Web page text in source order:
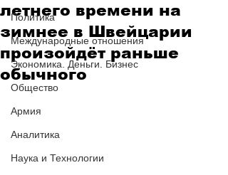
Политика
Международные отношения
Экономика. Деньги. Бизнес
Общество
Армия
Аналитика
Наука и Технологии
летнего времени на
зимнее в Швейцарии
произойдёт раньше
обычного